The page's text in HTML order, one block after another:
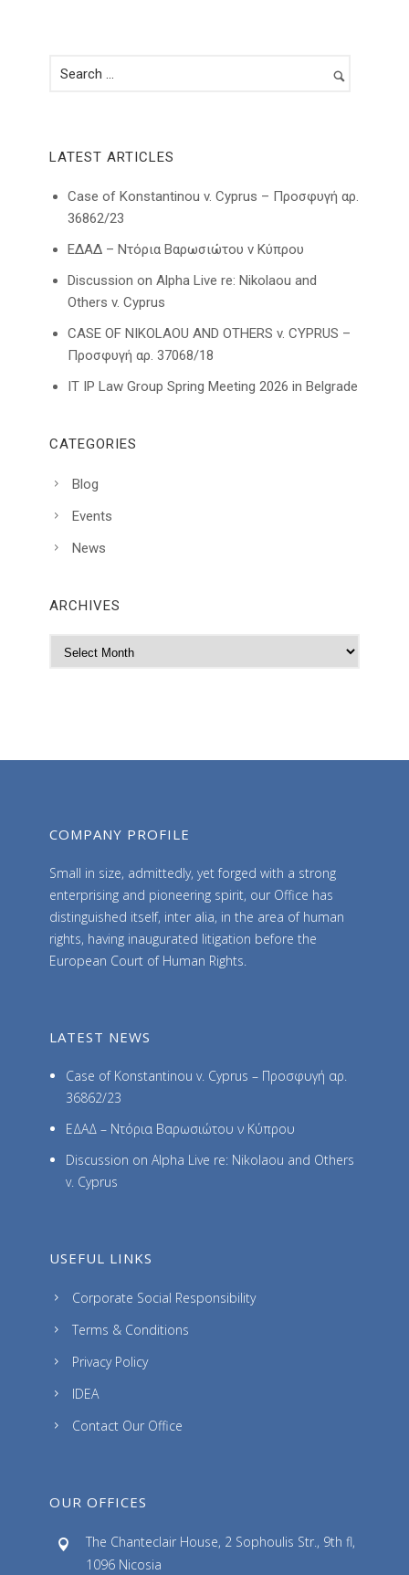
LATEST ARTICLES
Case of Konstantinou v. Cyprus – Προσφυγή αρ.
36862/23
ΕΔΑΔ – Ντόρια Βαρωσιώτου ν Κύπρου
Discussion on Alpha Live re: Nikolaou and
Others v. Cyprus
CASE OF NIKOLAOU AND OTHERS v. CYPRUS –
Προσφυγή αρ. 37068/18
IT IP Law Group Spring Meeting 2026 in Belgrade
CATEGORIES
Blog
Events
News
ARCHIVES
r
COMPANY PROFILE
Small in size, admittedly, yet forged with a strong
enterprising and pioneering spirit, our Office has
distinguished itself, inter alia, in the area of human
rights, having inaugurated litigation before the
European Court of Human Rights.
LATEST NEWS
Case of Konstantinou v. Cyprus – Προσφυγή αρ.
36862/23
ΕΔΑΔ – Ντόρια Βαρωσιώτου ν Κύπρου
Discussion on Alpha Live re: Nikolaou and Others
v. Cyprus
USEFUL LINKS
Corporate Social Responsibility
Terms & Conditions
Privacy Policy
IDEA
Contact Our Office
OUR OFFICES
The Chanteclair House, 2 Sophoulis Str., 9th fl,
1096 Nicosia